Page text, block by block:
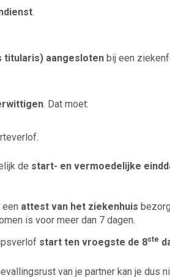
.
titularis) aangesloten bij een
. Dat moet:
de start- en vermoedelijke
attest van het ziekenhuis
is voor meer dan 7 dagen.
start ten vroegste de 8ste
van je partner kan je dus